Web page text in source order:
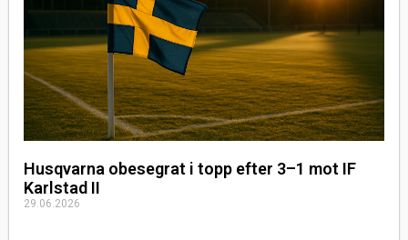
Husqvarna obesegrat i topp efter 3–1 mot IF
Karlstad II
29.06.2026